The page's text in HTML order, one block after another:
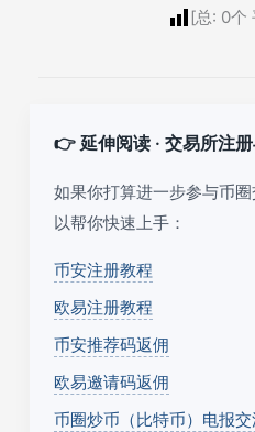
[总: 0个
👉 延伸阅读 · 交易所注
如果你打算进一步参与币
以帮你快速上手：
币安注册教程
欧易注册教程
币安推荐码返佣
欧易邀请码返佣
币圈炒币（比特币）电报